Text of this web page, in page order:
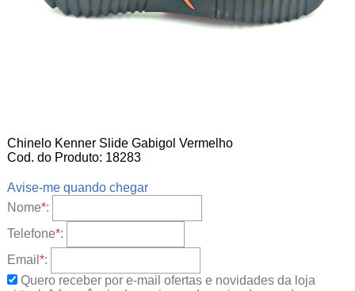
Chinelo Kenner Slide Gabigol Vermelho
Cod. do Produto: 18283
Avise-me quando chegar
Nome*:
Telefone*:
Email *:
Quero receber por e-mail ofertas e novidades da loja